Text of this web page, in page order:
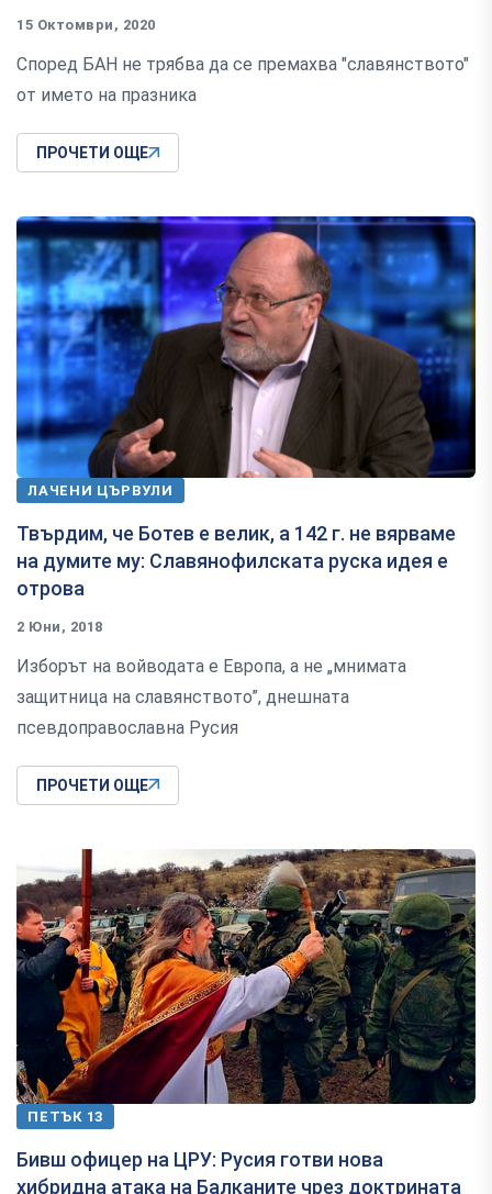
15 Октомври, 2020
Според БАН не трябва да се премахва "славянството"
от името на празника
ПРОЧЕТИ ОЩЕ
ЛАЧЕНИ ЦЪРВУЛИ
Твърдим, че Ботев е велик, а 142 г. не вярваме
на думите му: Славянофилската руска идея е
отрова
2 Юни, 2018
Изборът на войводата е Европа, а не „мнимата
защитница на славянството”, днешната
псевдоправославна Русия
ПРОЧЕТИ ОЩЕ
ПЕТЪК 13
Бивш офицер на ЦРУ: Русия готви нова
хибридна атака на Балканите чрез доктрината